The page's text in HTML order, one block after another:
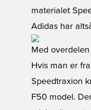
materialet
Adidas har
Med
Hvis man er
Speedtraxion
F50 model.